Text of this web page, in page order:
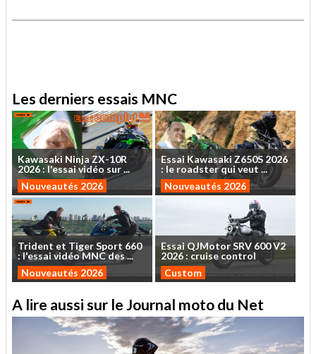
Les derniers essais MNC
Kawasaki NinjaZX-10R
2026: l'essaividéo sur...
Nouveautés 2026
Essai Kawasaki Z650S 2026
: le roadsterquiveut ...
Nouveautés 2026
Trident et TigerSport 660
: l'essaividéo MNCdes...
Nouveautés 2026
EssaiQJMotorSRV 600V2
2026 : cruise control
Custom
A lire aussi sur le Journal moto du Net